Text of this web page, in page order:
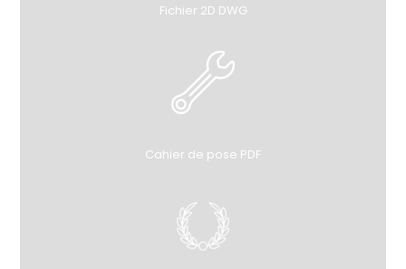
Fichier 2D DWG
Cahier de pose PDF